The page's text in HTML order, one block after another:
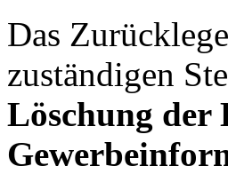
Das
zuständigen
Löschung